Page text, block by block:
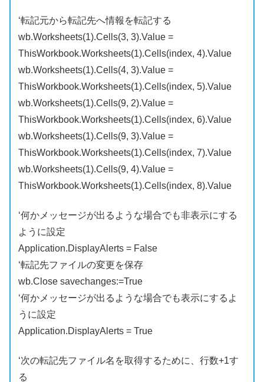
‘転記元から転記先へ情報を転記する
wb.Worksheets(1).Cells(3, 3).Value =
ThisWorkbook.Worksheets(1).Cells(index, 4).Value
wb.Worksheets(1).Cells(4, 3).Value =
ThisWorkbook.Worksheets(1).Cells(index, 5).Value
wb.Worksheets(1).Cells(9, 2).Value =
ThisWorkbook.Worksheets(1).Cells(index, 6).Value
wb.Worksheets(1).Cells(9, 3).Value =
ThisWorkbook.Worksheets(1).Cells(index, 7).Value
wb.Worksheets(1).Cells(9, 4).Value =
ThisWorkbook.Worksheets(1).Cells(index, 8).Value
‘何かメッセージが出るような場合でも非表示にする
ように設定
Application.DisplayAlerts = False
‘転記先ファイルの変更を保存
wb.Close savechanges:=True
‘何かメッセージが出るような場合でも表示にするよ
うに設定
Application.DisplayAlerts = True
‘次の転記先ファイル名を取得するために、行数+1す
る